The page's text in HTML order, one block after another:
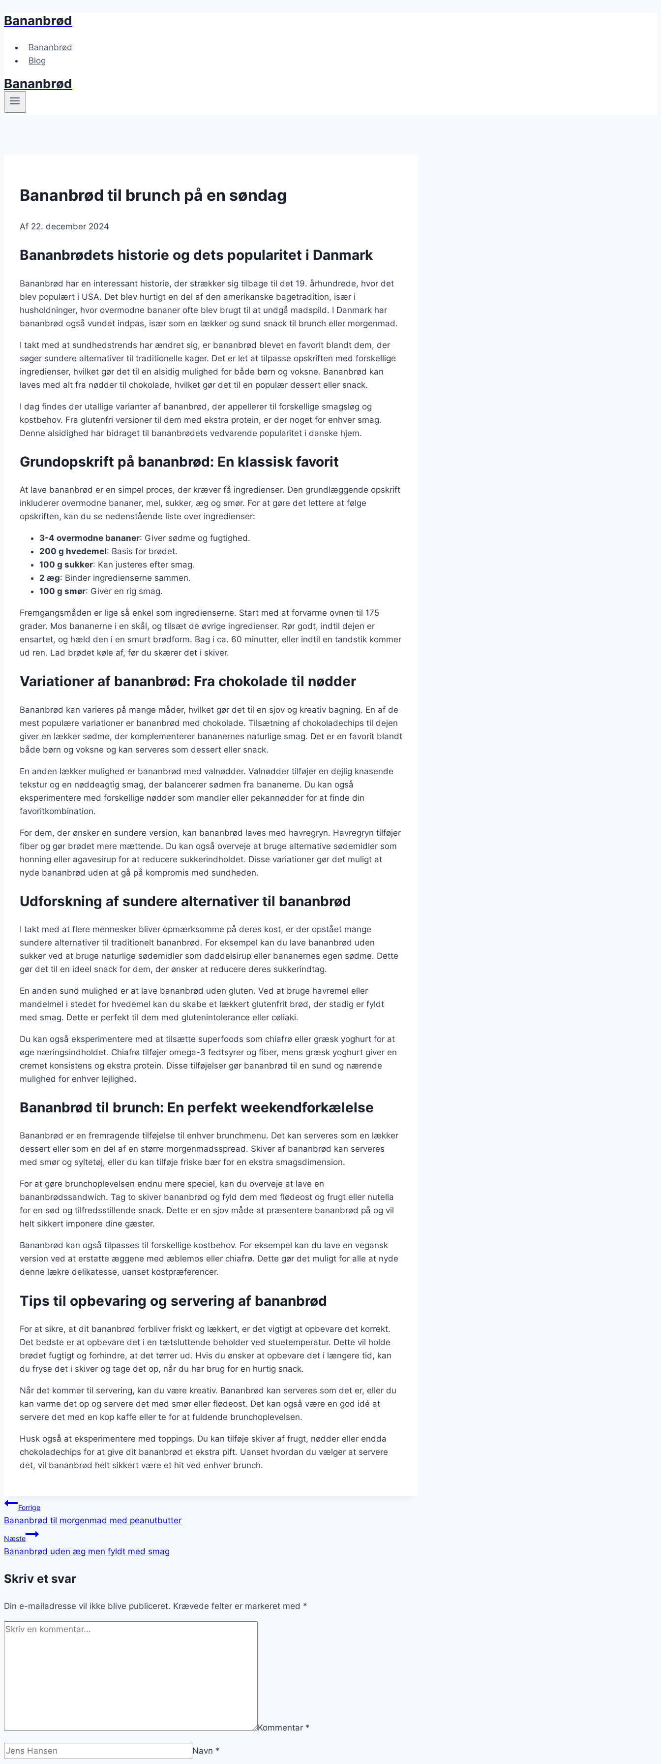
Fortsæt
indhold
Bananbrød
Bananbrød
Blog
Bananbrød
Bananbrød til brunch på en søndag
Af 22. december 2024
Bananbrødets historie og dets popularitet i Danmark
Bananbrød har en interessant historie, der strækker sig tilbage til det 19. århundrede, hvor det
blev populært i USA. Det blev hurtigt en del af den amerikanske bagetradition, især i
husholdninger, hvor overmodne bananer ofte blev brugt til at undgå madspild. I Danmark har
bananbrød også vundet indpas, især som en lækker og sund snack til brunch eller morgenmad.
I takt med at sundhedstrends har ændret sig, er bananbrød blevet en favorit blandt dem, der
søger sundere alternativer til traditionelle kager. Det er let at tilpasse opskriften med forskellige
ingredienser, hvilket gør det til en alsidig mulighed for både børn og voksne. Bananbrød kan
laves med alt fra nødder til chokolade, hvilket gør det til en populær dessert eller snack.
I dag findes der utallige varianter af bananbrød, der appellerer til forskellige smagsløg og
kostbehov. Fra glutenfri versioner til dem med ekstra protein, er der noget for enhver smag.
Denne alsidighed har bidraget til bananbrødets vedvarende popularitet i danske hjem.
Grundopskrift på bananbrød: En klassisk favorit
At lave bananbrød er en simpel proces, der kræver få ingredienser. Den grundlæggende opskrift
inkluderer overmodne bananer, mel, sukker, æg og smør. For at gøre det lettere at følge
opskriften, kan du se nedenstående liste over ingredienser:
3-4 overmodne bananer: Giver sødme og fugtighed.
200 g hvedemel: Basis for brødet.
100 g sukker: Kan justeres efter smag.
2 æg: Binder ingredienserne sammen.
100 g smør: Giver en rig smag.
Fremgangsmåden er lige så enkel som ingredienserne. Start med at forvarme ovnen til 175
grader. Mos bananerne i en skål, og tilsæt de øvrige ingredienser. Rør godt, indtil dejen er
ensartet, og hæld den i en smurt brødform. Bag i ca. 60 minutter, eller indtil en tandstik kommer
ud ren. Lad brødet køle af, før du skærer det i skiver.
Variationer af bananbrød: Fra chokolade til nødder
Bananbrød kan varieres på mange måder, hvilket gør det til en sjov og kreativ bagning. En af de
mest populære variationer er bananbrød med chokolade. Tilsætning af chokoladechips til dejen
giver en lækker sødme, der komplementerer bananernes naturlige smag. Det er en favorit blandt
både børn og voksne og kan serveres som dessert eller snack.
En anden lækker mulighed er bananbrød med valnødder. Valnødder tilføjer en dejlig knasende
tekstur og en nøddeagtig smag, der balancerer sødmen fra bananerne. Du kan også
eksperimentere med forskellige nødder som mandler eller pekannødder for at finde din
favoritkombination.
For dem, der ønsker en sundere version, kan bananbrød laves med havregryn. Havregryn tilføjer
fiber og gør brødet mere mættende. Du kan også overveje at bruge alternative sødemidler som
honning eller agavesirup for at reducere sukkerindholdet. Disse variationer gør det muligt at
nyde bananbrød uden at gå på kompromis med sundheden.
Udforskning af sundere alternativer til bananbrød
I takt med at flere mennesker bliver opmærksomme på deres kost, er der opstået mange
sundere alternativer til traditionelt bananbrød. For eksempel kan du lave bananbrød uden
sukker ved at bruge naturlige sødemidler som daddelsirup eller bananernes egen sødme. Dette
gør det til en ideel snack for dem, der ønsker at reducere deres sukkerindtag.
En anden sund mulighed er at lave bananbrød uden gluten. Ved at bruge havremel eller
mandelmel i stedet for hvedemel kan du skabe et lækkert glutenfrit brød, der stadig er fyldt
med smag. Dette er perfekt til dem med glutenintolerance eller cøliaki.
Du kan også eksperimentere med at tilsætte superfoods som chiafrø eller græsk yoghurt for at
øge næringsindholdet. Chiafrø tilføjer omega-3 fedtsyrer og fiber, mens græsk yoghurt giver en
cremet konsistens og ekstra protein. Disse tilføjelser gør bananbrød til en sund og nærende
mulighed for enhver lejlighed.
Bananbrød til brunch: En perfekt weekendforkælelse
Bananbrød er en fremragende tilføjelse til enhver brunchmenu. Det kan serveres som en lækker
dessert eller som en del af en større morgenmadsspread. Skiver af bananbrød kan serveres
med smør og syltetøj, eller du kan tilføje friske bær for en ekstra smagsdimension.
For at gøre brunchoplevelsen endnu mere speciel, kan du overveje at lave en
bananbrødssandwich. Tag to skiver bananbrød og fyld dem med flødeost og frugt eller nutella
for en sød og tilfredsstillende snack. Dette er en sjov måde at præsentere bananbrød på og vil
helt sikkert imponere dine gæster.
Bananbrød kan også tilpasses til forskellige kostbehov. For eksempel kan du lave en vegansk
version ved at erstatte æggene med æblemos eller chiafrø. Dette gør det muligt for alle at nyde
denne lækre delikatesse, uanset kostpræferencer.
Tips til opbevaring og servering af bananbrød
For at sikre, at dit bananbrød forbliver friskt og lækkert, er det vigtigt at opbevare det korrekt.
Det bedste er at opbevare det i en tætsluttende beholder ved stuetemperatur. Dette vil holde
brødet fugtigt og forhindre, at det tørrer ud. Hvis du ønsker at opbevare det i længere tid, kan
du fryse det i skiver og tage det op, når du har brug for en hurtig snack.
Når det kommer til servering, kan du være kreativ. Bananbrød kan serveres som det er, eller du
kan varme det op og servere det med smør eller flødeost. Det kan også være en god idé at
servere det med en kop kaffe eller te for at fuldende brunchoplevelsen.
Husk også at eksperimentere med toppings. Du kan tilføje skiver af frugt, nødder eller endda
chokoladechips for at give dit bananbrød et ekstra pift. Uanset hvordan du vælger at servere
det, vil bananbrød helt sikkert være et hit ved enhver brunch.
Indlægsnavigation
Forrige
Bananbrød til morgenmad med peanutbutter
Næste
Bananbrød uden æg men fyldt med smag
Skriv et svar
Din e-mailadresse vil ikke blive publiceret. Krævede felter er markeret med *
Kommentar *
Navn *